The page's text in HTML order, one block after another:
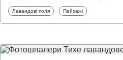
Фотошпалери
Лавандові поля Фотошпалери
Пейзажі